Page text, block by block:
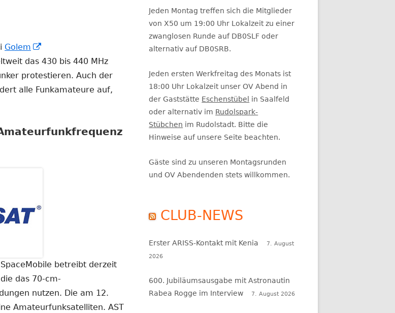
Golem
neuem
Fenster
öffnen
das 430 bis 440 MHz
protestieren. Auch der
alle Funkamateure auf,
betreibt derzeit
das 70-cm-
nutzen. Die am 12.
Amateurfunksatelliten. AST
Seitenleiste
Jeden Montag treffen sich die Mitglieder
von X50 um 19:00 Uhr Lokalzeit zu einer
zwanglosen Runde auf DB0SLF oder
alternativ auf DB0SRB.
Jeden ersten Werkfreitag des Monats ist
18:00 Uhr Lokalzeit unser OV Abend in
der Gaststätte Eschenstübel
in Saalfeld
oder alternativ im Rudolspark-
Stübchen im Rudolstadt. Bitte die
Hinweise auf unsere Seite beachten.
Gäste sind zu unseren Montagsrunden
und OV Abendenden stets willkommen.
CLUB-NEWS
Erster ARISS-Kontakt mit Kenia
7. August
2026
600. Jubiläumsausgabe mit Astronautin
Rabea Rogge im Interview
7. August 2026